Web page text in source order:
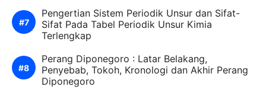
Pengertian Sistem Periodik Unsur dan Sifat-
Sifat Pada Tabel Periodik Unsur Kimia
Terlengkap
Perang Diponegoro : Latar Belakang,
Penyebab, Tokoh, Kronologi dan Akhir Perang
Diponegoro